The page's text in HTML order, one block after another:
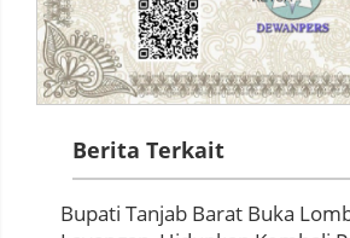
Berita Terkait
Bupati Tanjab Barat Buka